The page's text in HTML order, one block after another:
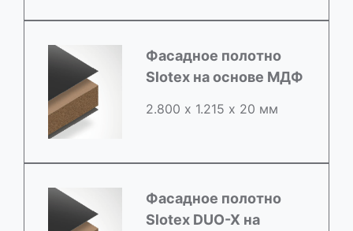
Фасадное полотно
Slotex на основе МДФ
2.800 х 1.215 х 20 мм
Фасадное полотно
Slotex DUO-X на